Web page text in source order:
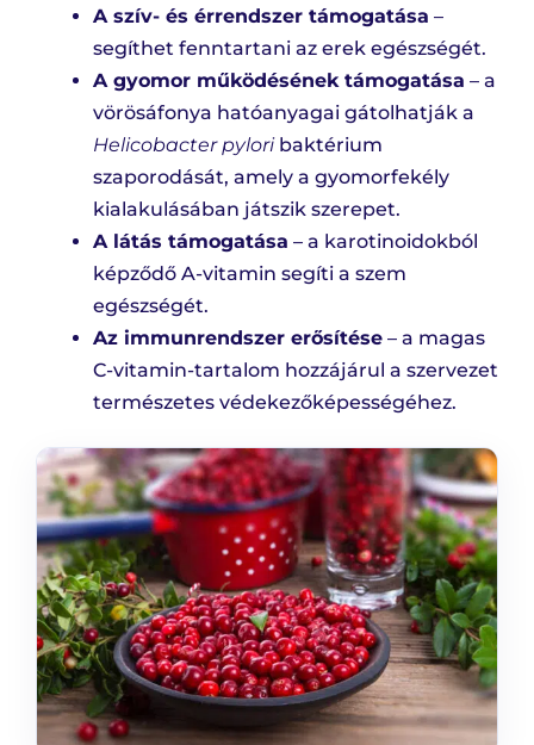
A szív- és érrendszer támogatása –
segíthet fenntartani az erek egészségét.
A gyomor működésének támogatása – a
vörösáfonya hatóanyagai gátolhatják a
Helicobacter pyloribaktérium
szaporodását, amely a gyomorfekély
kialakulásában játszik szerepet.
A látás támogatása – a karotinoidokból
képződő A-vitamin segíti a szem
egészségét.
Az immunrendszer erősítése – a magas
C-vitamin-tartalom hozzájárul a szervezet
természetes védekezőképességéhez.